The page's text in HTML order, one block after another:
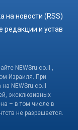
на новости (RSS)
редакции и устав
NEWSru.co.il ,
Израиля. При
NEWSru.co.il
эксклюзивных
– в том числе в
не разрешается.